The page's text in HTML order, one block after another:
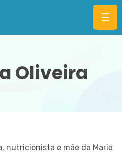
☰
Oliveira
nutricionista e mãe da Maria